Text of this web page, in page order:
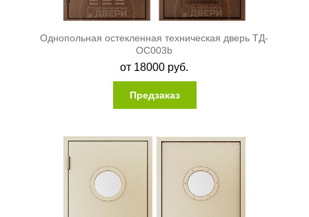
Однопольная остекленная техническая дверь ТД-
ОС003b
от 18000 руб.
Предзаказ